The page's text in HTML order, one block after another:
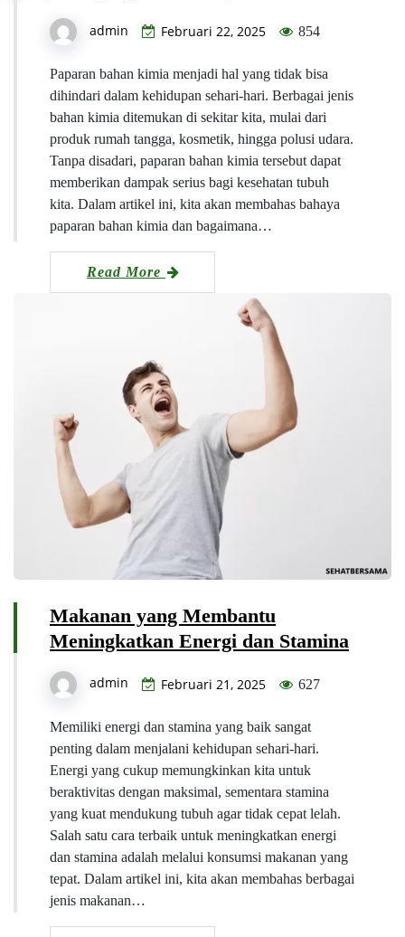
admin Februari 22, 2025 854
Paparan bahan kimia menjadi hal yang tidak bisa
dihindari dalam kehidupan sehari-hari. Berbagai jenis
bahan kimia ditemukan di sekitar kita, mulai dari
produk rumah tangga, kosmetik, hingga polusi udara.
Tanpa disadari, paparan bahan kimia tersebut dapat
memberikan dampak serius bagi kesehatan tubuh
kita. Dalam artikel ini, kita akan membahas bahaya
paparan bahan kimia dan bagaimana…
Read More
Makanan yang Membantu
Meningkatkan Energi dan Stamina
admin Februari 21, 2025 627
Memiliki energi dan stamina yang baik sangat
penting dalam menjalani kehidupan sehari-hari.
Energi yang cukup memungkinkan kita untuk
beraktivitas dengan maksimal, sementara stamina
yang kuat mendukung tubuh agar tidak cepat lelah.
Salah satu cara terbaik untuk meningkatkan energi
dan stamina adalah melalui konsumsi makanan yang
tepat. Dalam artikel ini, kita akan membahas berbagai
jenis makanan…